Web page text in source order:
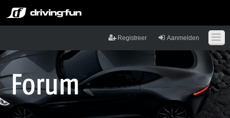
Aanmelden
Registreer